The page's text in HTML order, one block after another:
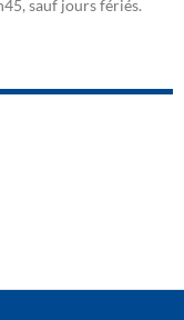
sauf jours fériés.